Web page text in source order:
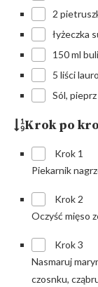
2
łyżeczka
150 ml
5 liści
Sól, pieprz
Krok po
Krok 1
Piekarnik
Krok 2
Oczyść mięso
Krok 3
Nasmaruj
czosnku,